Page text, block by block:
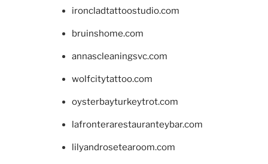
ironcladtattoostudio.com
bruinshome.com
annascleaningsvc.com
wolfcitytattoo.com
oysterbayturkeytrot.com
lafronterarestauranteybar.com
lilyandrosetearoom.com